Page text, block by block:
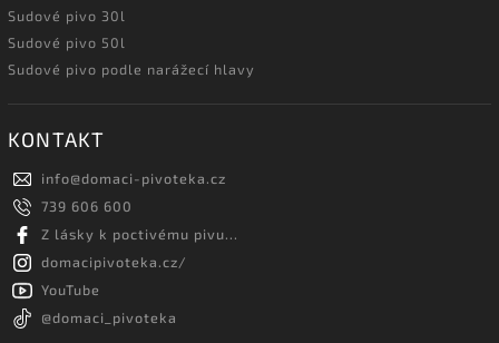
Sudové pivo 30l
Sudové pivo 50l
Sudové pivo podle narážecí hlavy
KONTAKT
info@domaci-pivoteka.cz
739 606 600
Z lásky k poctivému pivu...
domacipivoteka.cz/
YouTube
@domaci_pivoteka